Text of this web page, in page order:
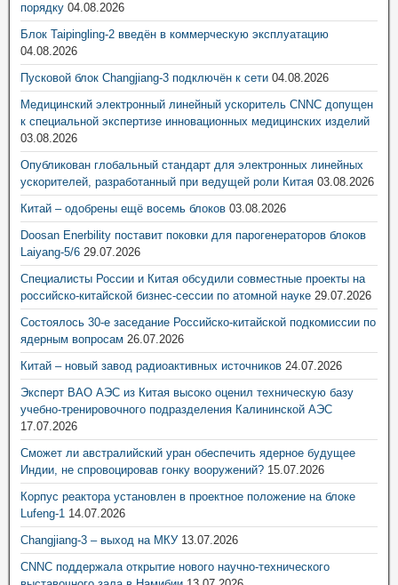
порядку 04.08.2026
Блок Taipingling-2 введён в коммерческую эксплуатацию
04.08.2026
Пусковой блок Changjiang-3 подключён к сети 04.08.2026
Медицинский электронный линейный ускоритель CNNC допущен
к специальной экспертизе инновационных медицинских изделий
03.08.2026
Опубликован глобальный стандарт для электронных линейных
ускорителей, разработанный при ведущей роли Китая 03.08.2026
Китай – одобрены ещё восемь блоков 03.08.2026
Doosan Enerbility поставит поковки для парогенераторов блоков
Laiyang-5/6 29.07.2026
Специалисты России и Китая обсудили совместные проекты на
российско-китайской бизнес-сессии по атомной науке 29.07.2026
Состоялось 30-е заседание Российско-китайской подкомиссии по
ядерным вопросам 26.07.2026
Китай – новый завод радиоактивных источников 24.07.2026
Эксперт ВАО АЭС из Китая высоко оценил техническую базу
учебно-тренировочного подразделения Калининской АЭС
17.07.2026
Сможет ли австралийский уран обеспечить ядерное будущее
Индии, не спровоцировав гонку вооружений? 15.07.2026
Корпус реактора установлен в проектное положение на блоке
Lufeng-1 14.07.2026
Changjiang-3 – выход на МКУ 13.07.2026
CNNC поддержала открытие нового научно-технического